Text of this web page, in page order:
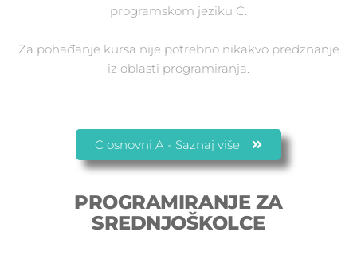
programskom jeziku C.
Za pohađanje kursa nije potrebno nikakvo predznanje
iz oblasti programiranja.
C osnovni A - Saznaj više
PROGRAMIRANJE ZA
SREDNJOŠKOLCE